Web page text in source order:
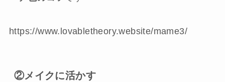
https://www.lovabletheory.website/mame3/
②メイクに活かす